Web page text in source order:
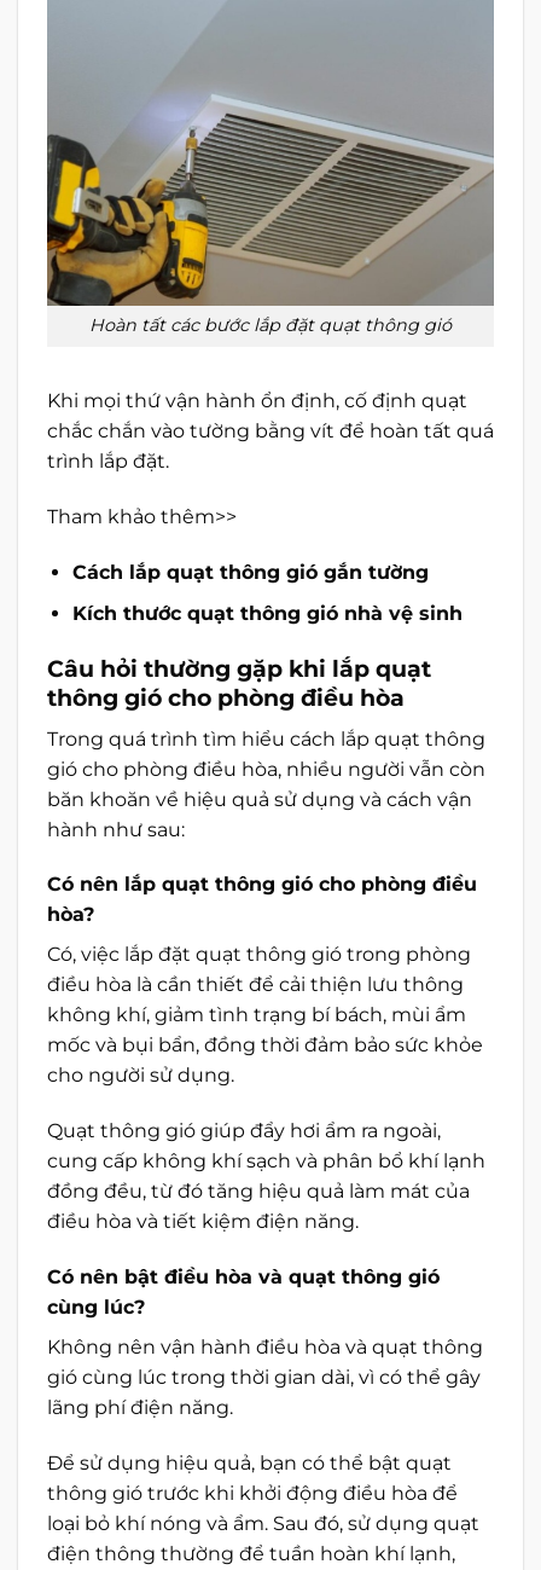
Hoàn tất các bước lắp đặt quạt thông gió
Khi mọi thứ vận hành ổn định, cố định quạt
chắc chắn vào tường bằng vít để hoàn tất quá
trình lắp đặt.
Tham khảo thêm>>
Cách lắp quạt thông gió gắn tường
Kích thước quạt thông gió nhà vệ sinh
Câu hỏi thường gặp khi lắp quạt
thông gió cho phòng điều hòa
Trong quá trình tìm hiểu cách lắp quạt thông
gió cho phòng điều hòa, nhiều người vẫn còn
băn khoăn về hiệu quả sử dụng và cách vận
hành như sau:
Có nên lắp quạt thông gió cho phòng điều
hòa?
Có, việc lắp đặt quạt thông gió trong phòng
điều hòa là cần thiết để cải thiện lưu thông
không khí, giảm tình trạng bí bách, mùi ẩm
mốc và bụi bẩn, đồng thời đảm bảo sức khỏe
cho người sử dụng.
Quạt thông gió giúp đẩy hơi ẩm ra ngoài,
cung cấp không khí sạch và phân bổ khí lạnh
đồng đều, từ đó tăng hiệu quả làm mát của
điều hòa và tiết kiệm điện năng.
Có nên bật điều hòa và quạt thông gió
cùng lúc?
Không nên vận hành điều hòa và quạt thông
gió cùng lúc trong thời gian dài, vì có thể gây
lãng phí điện năng.
Để sử dụng hiệu quả, bạn có thể bật quạt
thông gió trước khi khởi động điều hòa để
loại bỏ khí nóng và ẩm. Sau đó, sử dụng quạt
điện thông thường để tuần hoàn khí lạnh,